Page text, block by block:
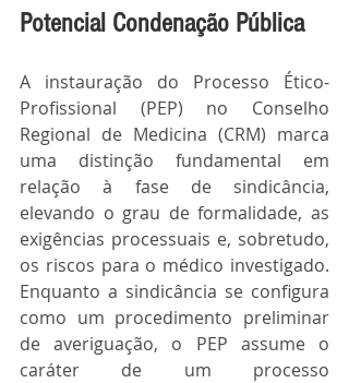
Potencial Condenação Pública
A instauração do Processo Ético-
Profissional (PEP) no Conselho
Regional de Medicina (CRM) marca
uma distinção fundamental em
relação à fase de sindicância,
elevando o grau de formalidade, as
exigências processuais e, sobretudo,
os riscos para o médico investigado.
Enquanto a sindicância se configura
como um procedimento preliminar
de averiguação, o PEP assume o
caráter de um processo